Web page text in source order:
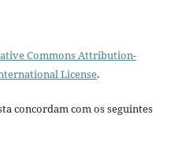
Commons Attribution-
License.
concordam com os seguintes